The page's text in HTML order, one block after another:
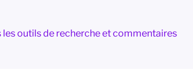
outils de recherche et commentaires